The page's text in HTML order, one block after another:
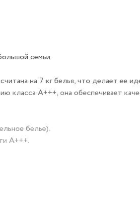
семьи
на 7 кг белья, что делает ее
класса A+++, она обеспечивает
белье).
A+++.